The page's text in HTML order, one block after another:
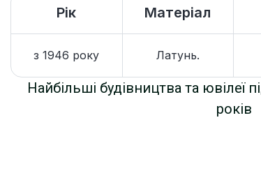
Рік Матеріал
з 1946 року Латунь.
Найбільші будівництва та ювілеї
років